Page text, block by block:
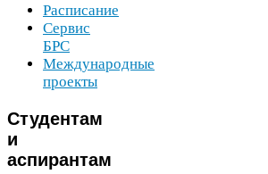
Расписание
Сервис
БРС
Международные
проекты
Студентам
и
аспирантам